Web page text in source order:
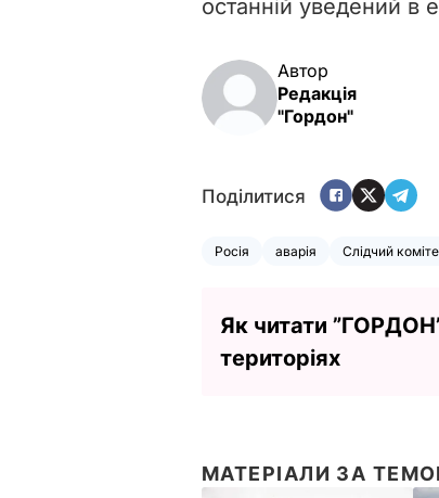
останній уведений в
Автор
Редакція
"Гордон"
Поділитися
Росія аварія Слідчий
Як читати
територіях
МАТЕРІАЛИ ЗА